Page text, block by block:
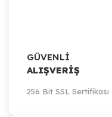
GÜVENLİ
ALIŞVERİŞ
256 Bit SSL Sertifikası